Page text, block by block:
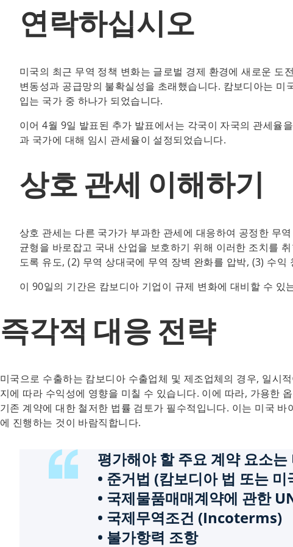
연락하십시오
미국의 최근 무역 정책 변화는 글로벌 경제 환경에 새로운 도
변동성과 공급망의 불확실성을 초래했습니다. 캄보디아는
입는 국가 중 하나가 되었습니다.
이어 4월 9일 발표된 추가 발표에서는 각국이 자국의 관세율
과 국가에 대해 임시 관세율이 설정되었습니다.
상호 관세 이해하기
상호 관세는 다른 국가가 부과한 관세에 대응하여 공정한 무
균형을 바로잡고 국내 산업을 보호하기 위해 이러한 조치를
도록 유도, (2) 무역 상대국에 무역 장벽 완화를 압박, (3) 수
이 90일의 기간은 캄보디아 기업이 규제 변화에 대비할 수 있
즉각적 대응 전략
미국으로 수출하는 캄보디아 수출업체 및 제조업체의 경우, 일시
지에 따라 수익성에 영향을 미칠 수 있습니다. 이에 따라, 가용한
기존 계약에 대한 철저한 법률 검토가 필수적입니다. 이는 미국
에 진행하는 것이 바람직합니다.
평가해야 할 주요 계약 요소
• 준거법 (캄보디아 법 또는
• 국제물품매매계약에 관한
• 국제무역조건 (Incoterms)
• 불가항력 조항